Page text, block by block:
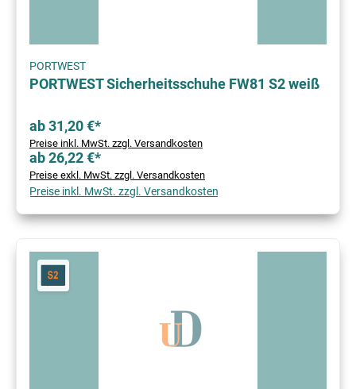
PORTWEST
PORTWEST Sicherheitsschuhe FW81 S2 weiß
ab 31,20 €*
Preise inkl. MwSt. zzgl. Versandkosten
ab 26,22 €*
Preise exkl. MwSt. zzgl. Versandkosten
Preise inkl. MwSt. zzgl. Versandkosten